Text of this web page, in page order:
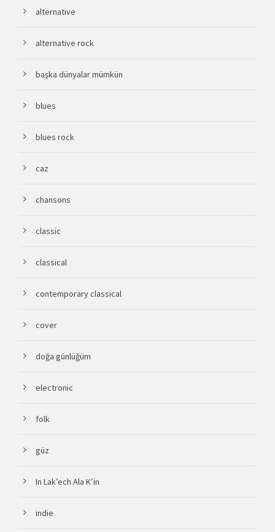
alternative
alternative rock
başka dünyalar mümkün
blues
blues rock
caz
chansons
classic
classical
contemporary classical
cover
doğa günlüğüm
electronic
folk
güz
In Lak’ech Ala K’in
indie